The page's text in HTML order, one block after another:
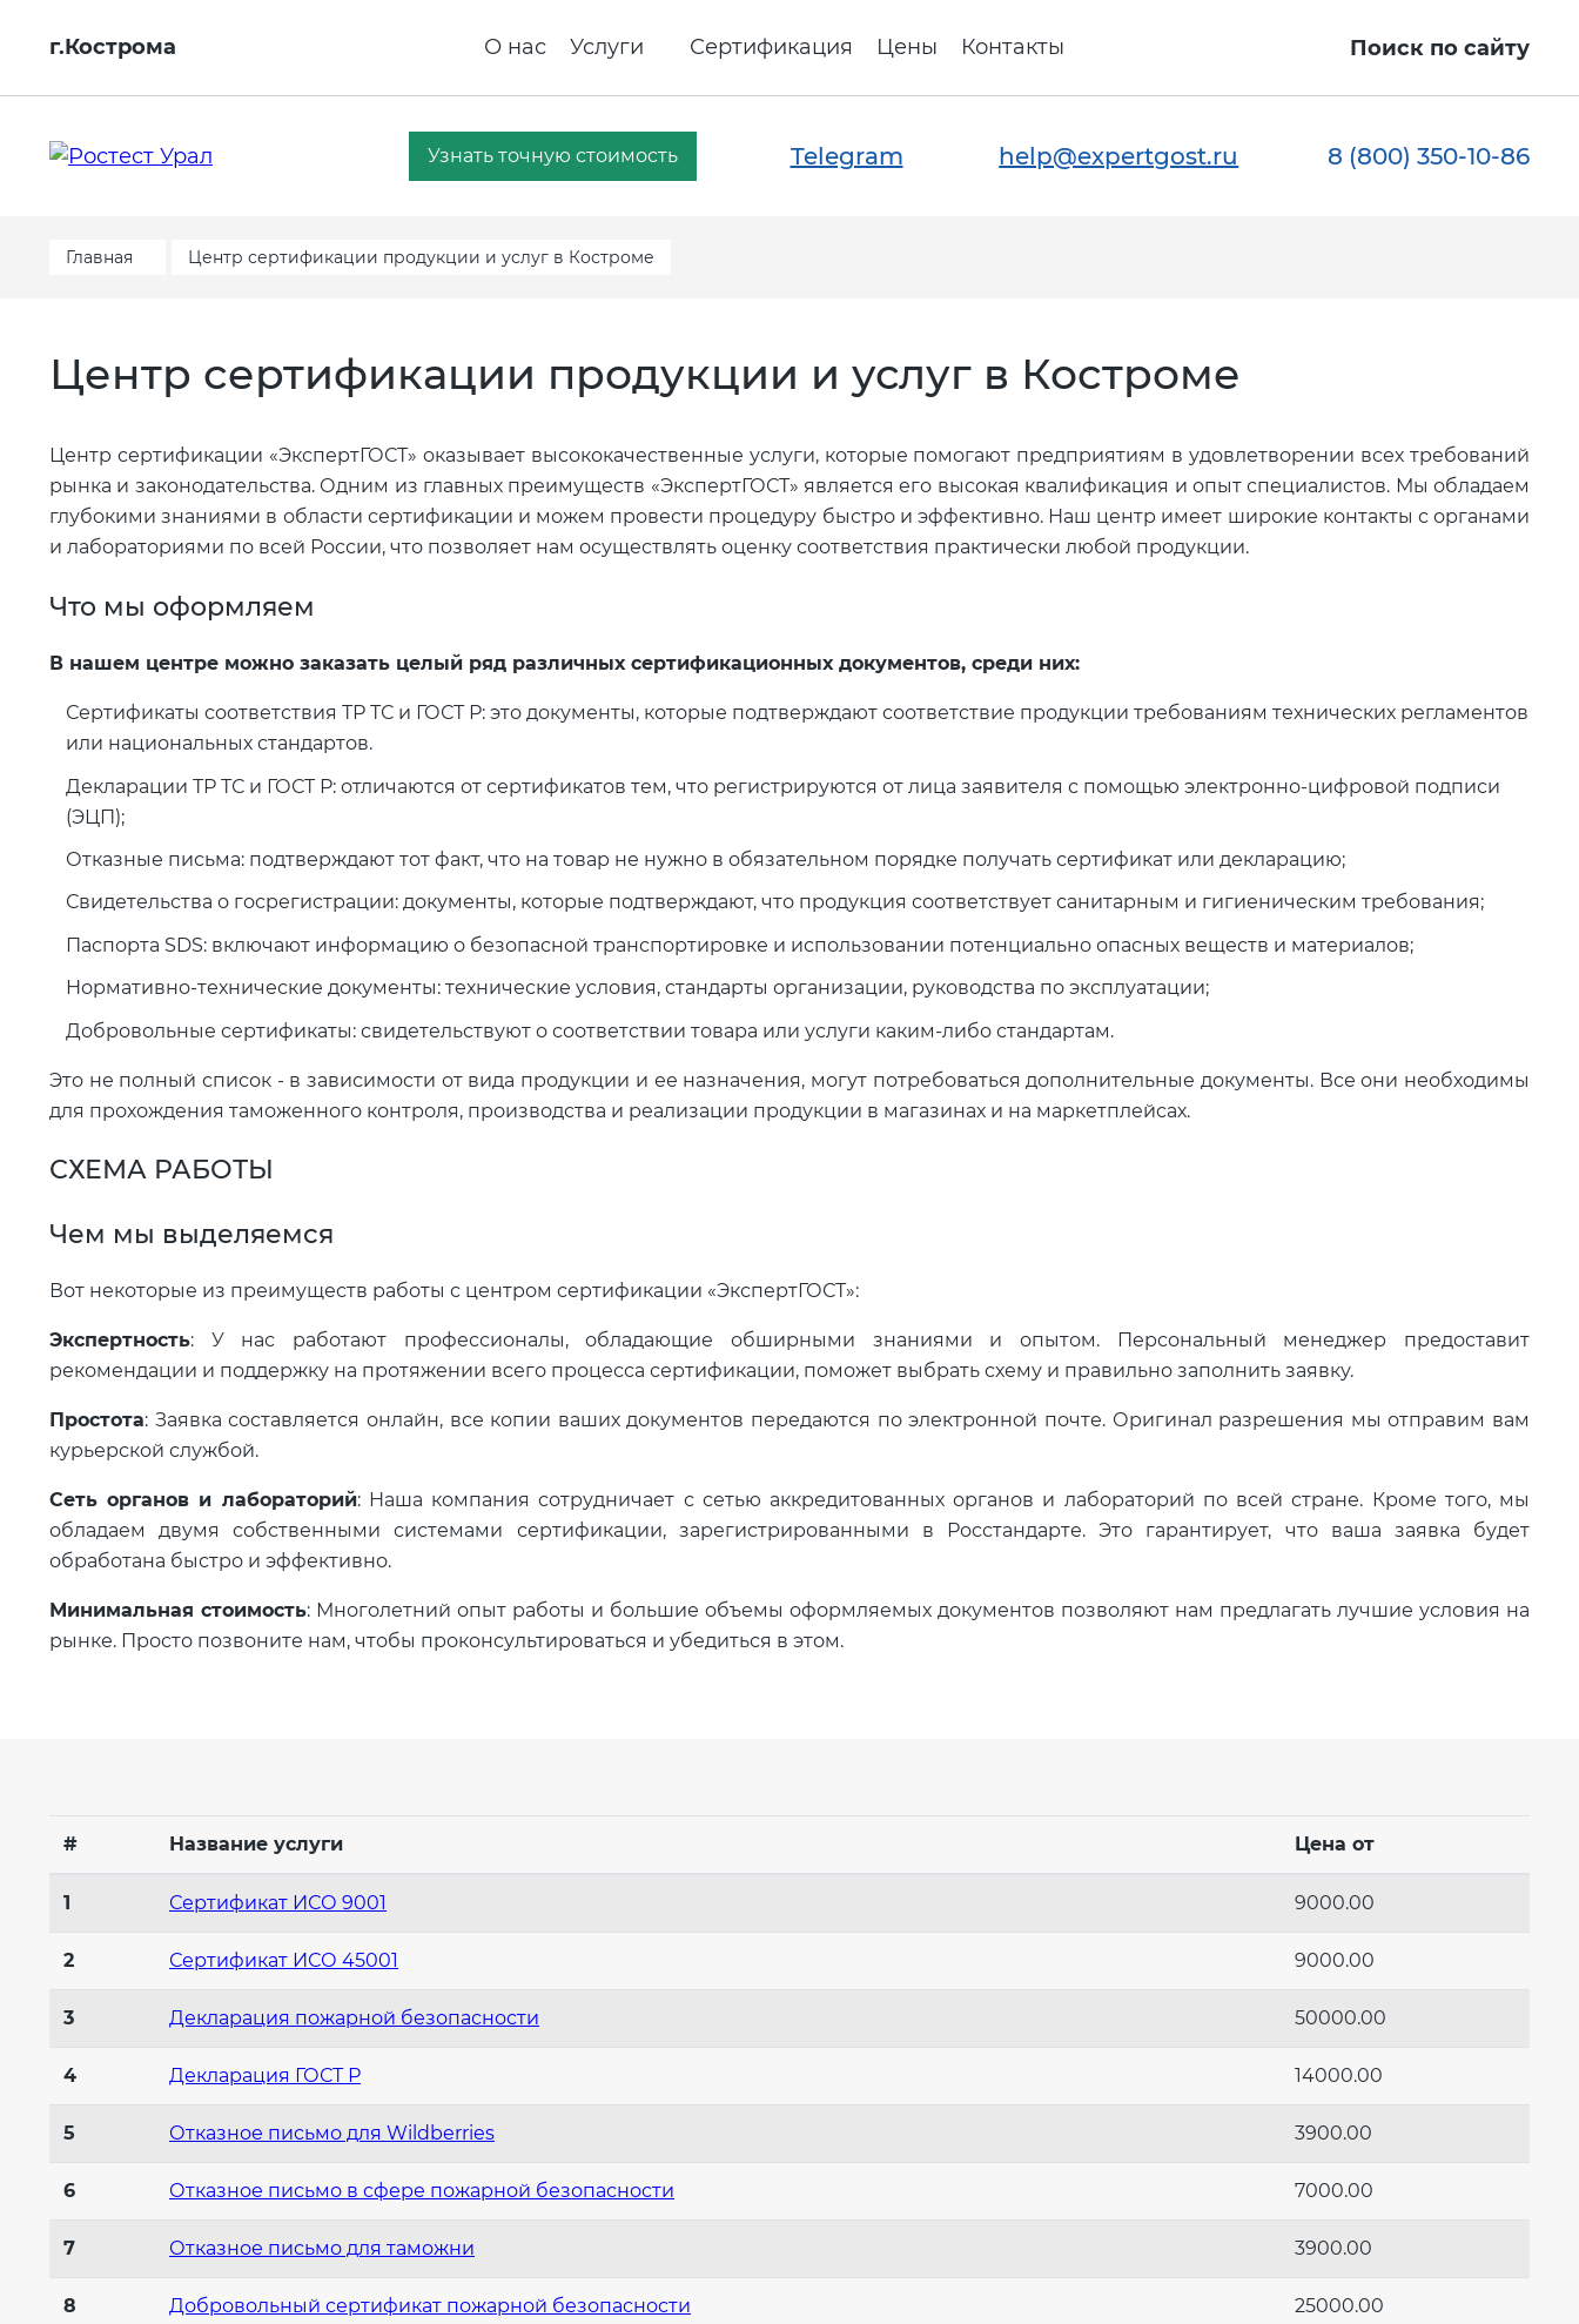
г.Кострома О нас Услуги Сертификация Цены Контакты Поиск по сайту
Узнать точную стоимость Telegram help@expertgost.ru 8 (800) 350-10-86
Главная Центр сертификации продукции и услуг в Костроме
Центр сертификации продукции и услуг в Костроме
Центр сертификации «ЭкспертГОСТ» оказывает высококачественные услуги, которые помогают предприятиям в удовлетворении всех требований
рынка и законодательства. Одним из главных преимуществ «ЭкспертГОСТ» является его высокая квалификация и опыт специалистов. Мы обладаем
глубокими знаниями в области сертификации и можем провести процедуру быстро и эффективно. Наш центр имеет широкие контакты с органами
и лабораториями по всей России, что позволяет нам осуществлять оценку соответствия практически любой продукции.
Что мы оформляем
В нашем центре можно заказать целый ряд различных сертификационных документов, среди них:
Сертификаты соответствия ТР ТС и ГОСТ Р: это документы, которые подтверждают соответствие продукции требованиям технических регламентов
или национальных стандартов.
Декларации ТР ТС и ГОСТ Р: отличаются от сертификатов тем, что регистрируются от лица заявителя с помощью электронно-цифровой подписи
(ЭЦП);
Отказные письма: подтверждают тот факт, что на товар не нужно в обязательном порядке получать сертификат или декларацию;
Свидетельства о госрегистрации: документы, которые подтверждают, что продукция соответствует санитарным и гигиеническим требования;
Паспорта SDS: включают информацию о безопасной транспортировке и использовании потенциально опасных веществ и материалов;
Нормативно-технические документы: технические условия, стандарты организации, руководства по эксплуатации;
Добровольные сертификаты: свидетельствуют о соответствии товара или услуги каким-либо стандартам.
Это не полный список - в зависимости от вида продукции и ее назначения, могут потребоваться дополнительные документы. Все они необходимы
для прохождения таможенного контроля, производства и реализации продукции в магазинах и на маркетплейсах.
СХЕМА РАБОТЫ
Чем мы выделяемся
Вот некоторые из преимуществ работы с центром сертификации «ЭкспертГОСТ»:
Экспертность: У нас работают профессионалы, обладающие обширными знаниями и опытом. Персональный менеджер предоставит
рекомендации и поддержку на протяжении всего процесса сертификации, поможет выбрать схему и правильно заполнить заявку.
Простота: Заявка составляется онлайн, все копии ваших документов передаются по электронной почте. Оригинал разрешения мы отправим вам
курьерской службой.
Сеть органов и лабораторий: Наша компания сотрудничает с сетью аккредитованных органов и лабораторий по всей стране. Кроме того, мы
обладаем двумя собственными системами сертификации, зарегистрированными в Росстандарте. Это гарантирует, что ваша заявка будет
обработана быстро и эффективно.
Минимальная стоимость: Многолетний опыт работы и большие объемы оформляемых документов позволяют нам предлагать лучшие условия на
рынке. Просто позвоните нам, чтобы проконсультироваться и убедиться в этом.
# Название услуги Цена от
1 Сертификат ИСО 9001 9000.00
2 Сертификат ИСО 45001 9000.00
3 Декларация пожарной безопасности 50000.00
4 Декларация ГОСТ Р 14000.00
5 Отказное письмо для Wildberries 3900.00
6 Отказное письмо в сфере пожарной безопасности 7000.00
7 Отказное письмо для таможни 3900.00
8 Добровольный сертификат пожарной безопасности 25000.00